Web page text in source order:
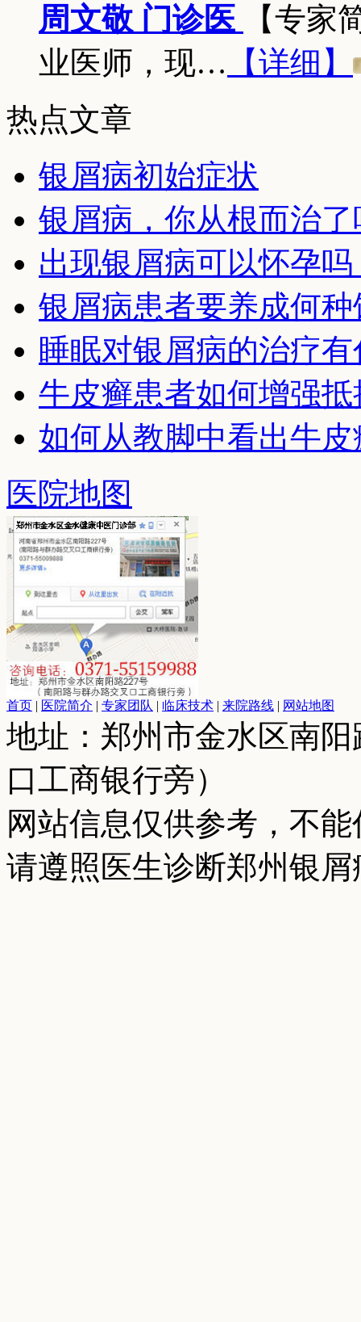
周文敬 门诊医
【专家
业医师，现… 【详细】
热点文章
银屑病初始症状
银屑病，你从根而治了
出现银屑病可以怀孕吗
银屑病患者要养成何
睡眠对银屑病的治疗
牛皮癣患者如何增强抵
如何从教脚中看出牛皮
医院地图
首页 | 医院简介 | 专家团队 | 临床技术 | 来院路线 | 网站地图
地址：郑州市金水区南
口工商银行旁）
网站信息仅供参考，不
请遵照医生诊断郑州银